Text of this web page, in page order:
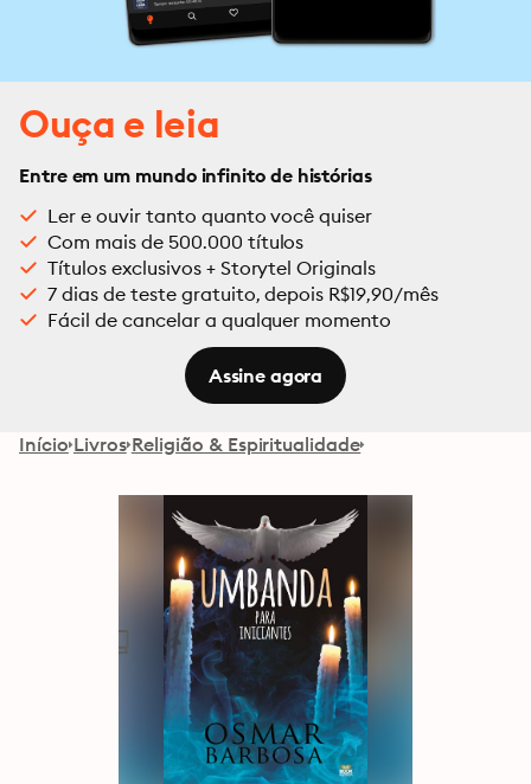
Ouça e leia
Entre em um mundo infinito de histórias
Ler e ouvir tanto quanto você quiser
Com mais de 500.000 títulos
Títulos exclusivos + Storytel Originals
7 dias de teste gratuito, depois R$19,90/mês
Fácil de cancelar a qualquer momento
Assine agora
Início Livros Religião & Espiritualidade